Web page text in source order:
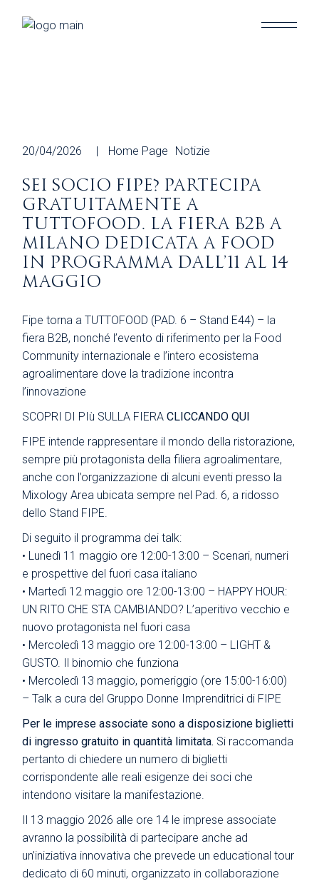
20/04/2026 Home Page Notizie
SEI SOCIO FIPE? PARTECIPA
GRATUITAMENTE A
TUTTOFOOD. LA FIERA B2B A
MILANO DEDICATA A FOOD
IN PROGRAMMA DALL’11 AL 14
MAGGIO
Fipe torna a TUTTOFOOD (PAD. 6 – Stand E44) – la
fiera B2B, nonché l’evento di riferimento per la Food
Community internazionale e l’intero ecosistema
agroalimentare dove la tradizione incontra
l’innovazione
SCOPRI DI PIù SULLA FIERACLICCANDO QUI
FIPE intende rappresentare il mondo della ristorazione,
sempre più protagonista della filiera agroalimentare,
anche con l’organizzazione di alcuni eventi presso la
Mixology Area ubicata sempre nel Pad. 6, a ridosso
dello Stand FIPE.
Di seguito il programma dei talk:
• Lunedì 11 maggio ore 12:00-13:00 – Scenari, numeri
e prospettive del fuori casa italiano
• Martedì 12 maggio ore 12:00-13:00 – HAPPY HOUR:
UN RITO CHE STA CAMBIANDO? L’aperitivo vecchio e
nuovo protagonista nel fuori casa
• Mercoledì 13 maggio ore 12:00-13:00 – LIGHT &
GUSTO. Il binomio che funziona
• Mercoledì 13 maggio, pomeriggio (ore 15:00-16:00)
– Talk a cura del Gruppo Donne Imprenditrici di FIPE
Per le imprese associate sono a disposizione biglietti
di ingresso gratuito in quantità limitata. Si raccomanda
pertanto di chiedere un numero di biglietti
corrispondente alle reali esigenze dei soci che
intendono visitare la manifestazione.
Il 13 maggio 2026 alle ore 14 le imprese associate
avranno la possibilità di partecipare anche ad
un’iniziativa innovativa che prevede un educational tour
dedicato di 60 minuti, organizzato in collaborazione